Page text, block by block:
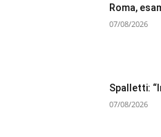
Roma,
07/08/2026
Spalletti:
07/08/2026